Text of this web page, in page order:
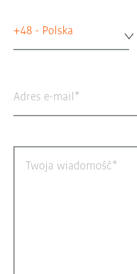
+48 - Polska
Adres e-mail
Twoja wiadomość